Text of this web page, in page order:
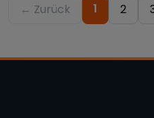
← Zurück 1 2